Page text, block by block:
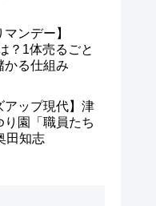
マンデー】
？1体売るごと
かる仕組み
アップ現代】津
り園「職員たち
田知志